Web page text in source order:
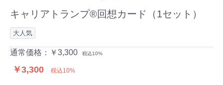
キャリアトランプ®回想カード（1セット）
大人気
通常価格：￥3,300 税込10%
￥3,300 税込10%